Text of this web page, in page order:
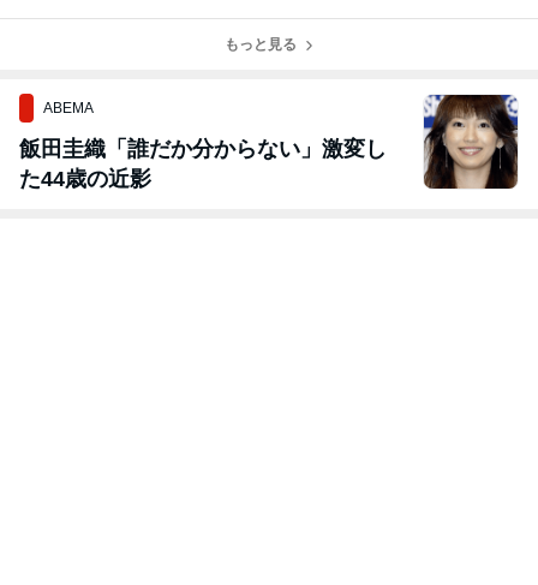
もっと見る
ABEMA
飯田圭織「誰だか分からない」激変し
た44歳の近影